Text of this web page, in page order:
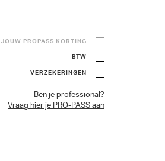
JOUW PROPASS KORTING
BTW
VERZEKERINGEN
Ben je professional?
Vraag hier je PRO-PASS aan